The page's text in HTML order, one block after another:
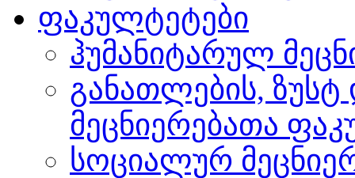
ფაკულტეტები
ჰუმანიტარულ
განათლების, ზუსტ
მეცნიერებათა
სოციალურ